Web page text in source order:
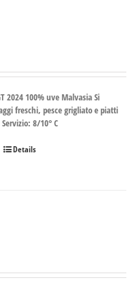
2024 100% uve Malvasia Si
freschi, pesce grigliato e piatti
8/10° C
Details